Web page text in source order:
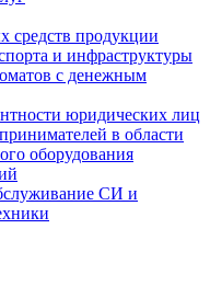
средств продукции
и инфраструктуры
с денежным
юридических лиц
в области
оборудования
СИ и